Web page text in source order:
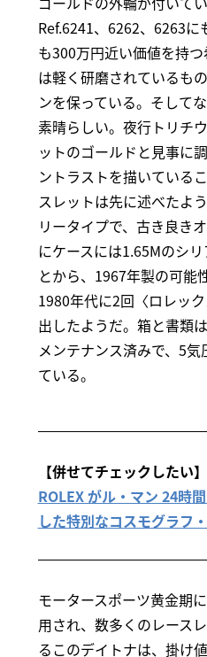
Ref.6241、6262、6263
も300万円近い価値を持
は軽く研磨されているも
ンを保っている。そして
素晴らしい。夜行トリチ
ットのゴールドと見事に
ントラストを描いている
スレットは先に述べたよ
リータイプで、古き良き
にケースには1.65Mのシ
とから、1967年製の可能
1980年代に2回〈ロレッ
出したようだ。箱と書類
メンテナンス済みで、5
ている。
【併せてチェックしたい】
ROLEX がル・マン 24時
した特別なコスモグラフ
モータースポーツ黄金期
用され、数多くのレース
るこのデイトナは、掛け